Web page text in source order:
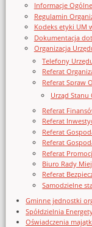
Informacje Ogólne
Regulamin
Kodeks etyki UM
Dokumentacja
Organizacja
Telefony
Referat
Referat Spraw
Urząd Stanu
Referat
Referat
Referat
Referat
Referat
Biuro Rady
Referat
Samodzielne
Gminne jednostki
Spółdzielnia
Oświadczenia